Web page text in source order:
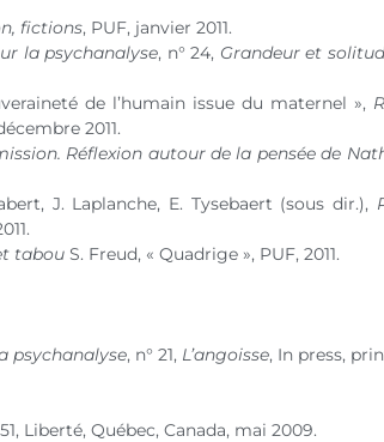
fictions, PUF, janvier 2011.
la psychanalyse, n° 24, Grandeur et
de l’humain issue du maternel »,
2011.
Réflexion autour de la pensée de
J. Laplanche, E. Tysebaert (sous dir.),
tabou S. Freud, « Quadrige », PUF, 2011.
psychanalyse, n° 21, L’angoisse, In press,
Liberté, Québec, Canada, mai 2009.